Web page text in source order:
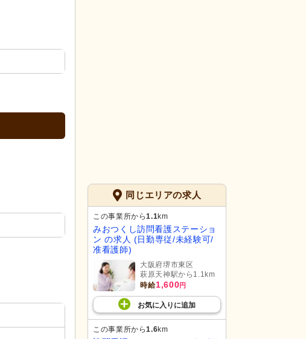
同じエリアの求人
この事業所から1.1km
みおつくし訪問看護ステーショ
ン の求人 (日勤専従/未経験可/
准看護師)
大阪府堺市東区
萩原天神駅から1.1km
時給1,600円
お気に入り に追加
この事業所から1.6km